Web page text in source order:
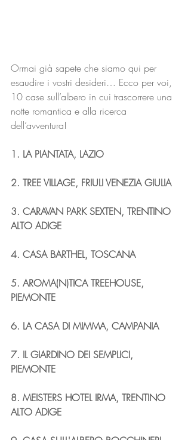
Ormai già sapete che siamo qui per
esaudire i vostri desideri… Ecco per voi,
10 case sull’albero in cui trascorrere una
notte romantica e alla ricerca
dell’avventura!
1. LA PIANTATA, LAZIO
2. TREE VILLAGE, FRIULI VENEZIA GIULIA
3. CARAVAN PARK SEXTEN, TRENTINO
ALTO ADIGE
4. CASA BARTHEL, TOSCANA
5. AROMA(N)TICA TREEHOUSE,
PIEMONTE
6. LA CASA DI MIMMA, CAMPANIA
7. IL GIARDINO DEI SEMPLICI,
PIEMONTE
8. MEISTERS HOTEL IRMA, TRENTINO
ALTO ADIGE